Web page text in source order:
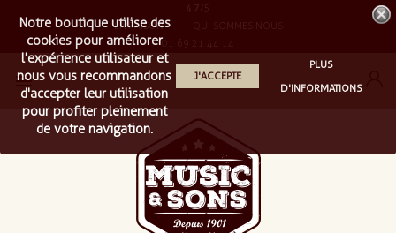
LIVRAISON QUI SOMMES NOUS
4.7
01 69 21 44 14

Notre boutique utilise des
cookies pour améliorer
l'expérience utilisateur et
nous vous recommandons
d'accepter leur utilisation
pour profiter pleinement
de votre navigation.
J'ACCEPTE
PLUS
D'INFORMATIONS